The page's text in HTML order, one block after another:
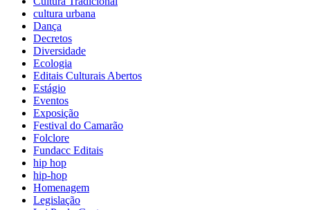
cultura urbana
Dança
Decretos
Diversidade
Ecologia
Editais Culturais Abertos
Estágio
Eventos
Exposição
Festival do Camarão
Folclore
Fundacc Editais
hip hop
hip-hop
Homenagem
Legislação